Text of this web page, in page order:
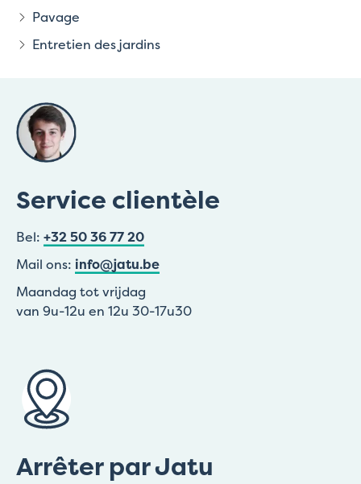
Pavage
Entretien des jardins
Service clientèle
Bel: +32 50 36 77 20
Mail ons: info@jatu.be
Maandag tot vrijdag
van 9u-12u en 12u 30-17u30
Arrêter par Jatu